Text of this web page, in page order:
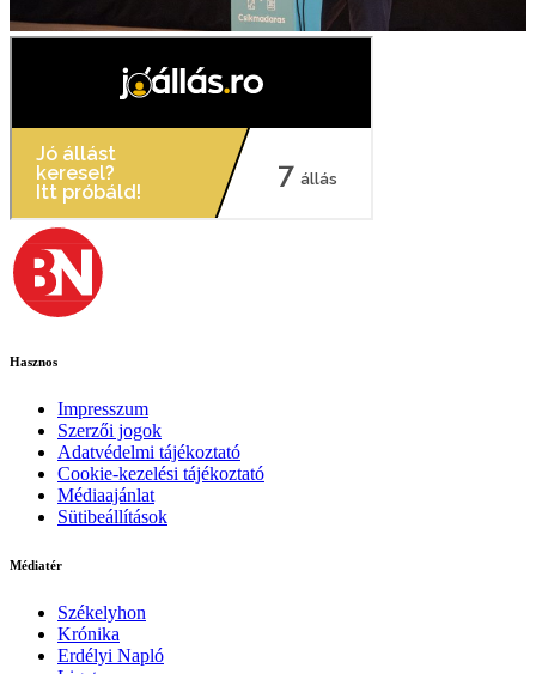
Hasznos
Impresszum
Szerzői jogok
Adatvédelmi tájékoztató
Cookie-kezelési tájékoztató
Médiaajánlat
Sütibeállítások
Médiatér
Székelyhon
Krónika
Erdélyi Napló